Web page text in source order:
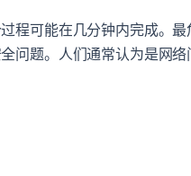
程可能在几分钟内完成。最
问题。人们通常认为是网络